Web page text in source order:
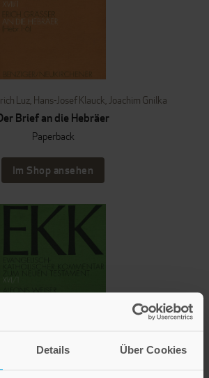
Details Über Cookies
Luz, Hans-Josef Klauck, Joachim Gnilka
Brief an die Hebräer
Paperback
Im Shop ansehen